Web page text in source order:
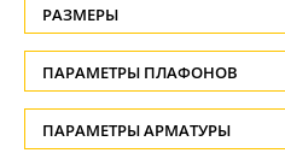
РАЗМЕРЫ
Высота, см
-
Длина подвеса, см
ПАРАМЕТРЫ ПЛАФОНОВ
ФОРМА ПЛАФОНА
ПАРАМЕТРЫ АРМАТУРЫ